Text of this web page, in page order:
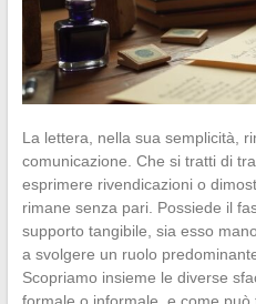
La lettera, nella sua semplicità,
comunicazione. Che si tratti di
esprimere rivendicazioni o
rimane senza pari. Possiede il
supporto tangibile, sia esso
a svolgere un ruolo
Scopriamo insieme le diverse